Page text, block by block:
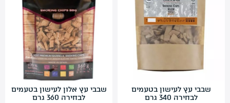
החשבון שלי
מתכונים לוהטים
סרטוני הדרכה
מדיניות פרטיות
תקנון שימוש
שבבי עץ לעישון בטעמים
לבחירה 340 גרם
שבבי עץ אלון לעישון בטעמים
לבחירה 360 גרם